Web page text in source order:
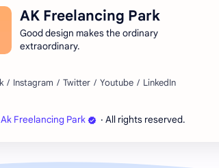
AK Freelancing Park
Good design makes the ordinary
extraordinary.
Ak Freelancing Park ‧ All rights reserved.